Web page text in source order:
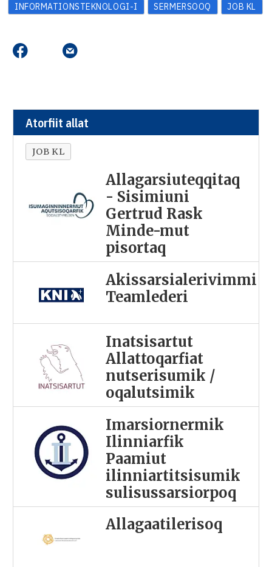
INFORMATIONSTEKNOLOGI-I
SERMERSOOQ JOB KL
Atorfiit allat
JOB KL
Allagarsiuteqqitaq
- Sisimiuni
Gertrud Rask
Minde-mut
pisortaq
Akissarsialerivimmi
Teamlederi
Inatsisartut
Allattoqarfiat
nutserisumik /
oqalutsimik
Imarsiornermik
Ilinniarfik
Paamiut
ilinniartitsisumik
sulisussarsiorpoq
Allagaatilerisoq